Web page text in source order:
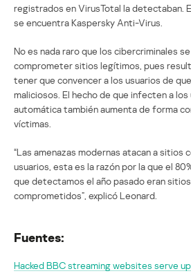
registrados en VirusTotal la detectaban.
se encuentra Kaspersky Anti-Virus.
No es nada raro que los cibercriminales
comprometer sitios legítimos, pues
tener que convencer a los usuarios de
maliciosos. El hecho de que infecten a
automática también aumenta de forma
víctimas.
“Las amenazas modernas atacan a sitios
usuarios, esta es la razón por la que el
que detectamos el año pasado eran
comprometidos”, explicó Leonard.
Fuentes:
Hacked BBC streaming websites serve